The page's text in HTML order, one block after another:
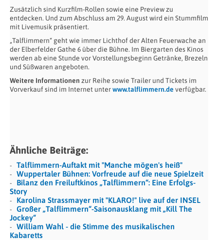
Zusätzlich sind Kurzfilm-Rollen sowie eine Preview zu
entdecken. Und zum Abschluss am 29. August wird ein Stummfilm
mit Livemusik präsentiert.
„Talflimmern“ geht wie immer Lichthof der Alten Feuerwache an
der Elberfelder Gathe 6 über die Bühne. Im Biergarten des Kinos
werden ab eine Stunde vor Vorstellungsbeginn Getränke, Brezeln
und Süßwaren angeboten.
Weitere Informationen zur Reihe sowie Trailer und Tickets im
Vorverkauf sind im Internet unterwww.talflimmern.de verfügbar.
Ähnliche Beiträge:
Talflimmern-Auftakt mit "Manche mögen's heiß"
Wuppertaler Bühnen: Vorfreude auf die neue Spielzeit
Bilanz den Freiluftkinos „Talflimmern“: Eine Erfolgs-
Story
Karolina Strassmayer mit "KLARO!" live auf der INSEL
Großer „Talflimmern“-Saisonausklang mit „Kill The
Jockey“
William Wahl - die Stimme des musikalischen
Kabaretts